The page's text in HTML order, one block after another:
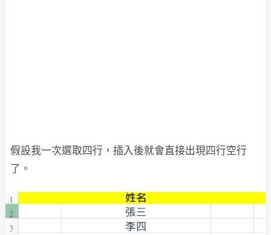
假設我一次選取四行，插入後就會直接出現四行空行
了。